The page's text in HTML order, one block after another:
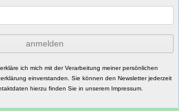
anmelden
ich mich mit der Verarbeitung meiner persönlichen
einverstanden. Sie können den Newsletter jederzeit
hierzu finden Sie in unserem Impressum.